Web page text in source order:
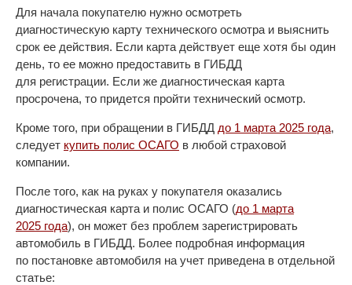
Для начала покупателю нужно осмотреть
диагностическую карту технического осмотра и выяснить
срок ее действия. Если карта действует еще хотя бы один
день, то ее можно предоставить в ГИБДД
для регистрации. Если же диагностическая карта
просрочена, то придется пройти технический осмотр.
Кроме того, при обращении в ГИБДД до 1 марта 2025 года,
следует купить полис ОСАГО в любой страховой
компании.
После того, как на руках у покупателя оказались
диагностическая карта и полис ОСАГО (до 1 марта
2025 года), он может без проблем зарегистрировать
автомобиль в ГИБДД. Более подробная информация
по постановке автомобиля на учет приведена в отдельной
статье: